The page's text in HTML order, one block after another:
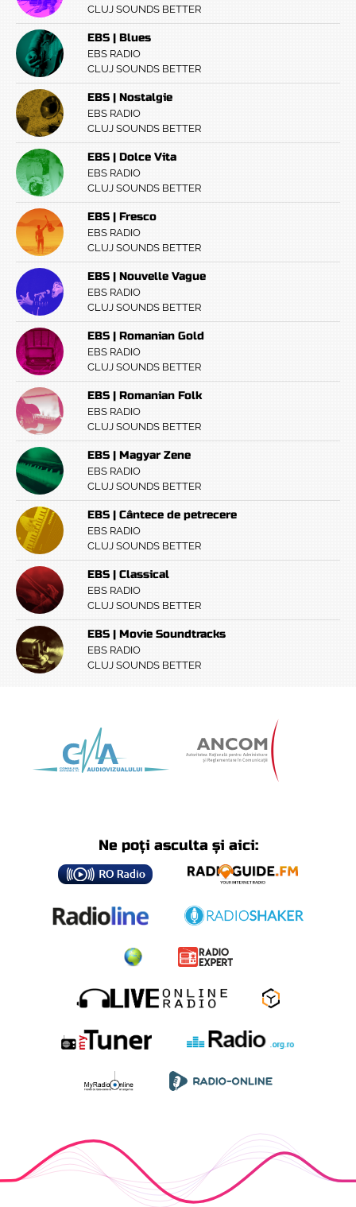
CLUJ SOUNDS BETTER
EBS | Blues
EBS RADIO
CLUJ SOUNDS BETTER
EBS | Nostalgie
EBS RADIO
CLUJ SOUNDS BETTER
EBS | Dolce Vita
EBS RADIO
CLUJ SOUNDS BETTER
EBS | Fresco
EBS RADIO
CLUJ SOUNDS BETTER
EBS | Nouvelle Vague
EBS RADIO
CLUJ SOUNDS BETTER
EBS | Romanian Gold
EBS RADIO
CLUJ SOUNDS BETTER
EBS | Romanian Folk
EBS RADIO
CLUJ SOUNDS BETTER
EBS | Magyar Zene
EBS RADIO
CLUJ SOUNDS BETTER
EBS | Cântece de petrecere
EBS RADIO
CLUJ SOUNDS BETTER
EBS | Classical
EBS RADIO
CLUJ SOUNDS BETTER
EBS | Movie Soundtracks
EBS RADIO
CLUJ SOUNDS BETTER
Ne poți asculta și aici: